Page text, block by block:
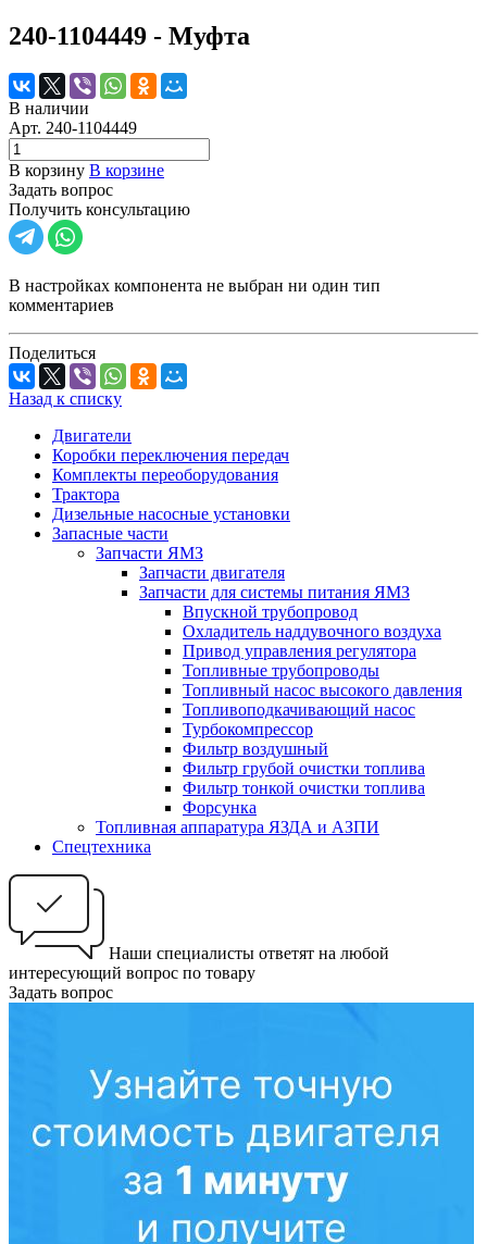
240-1104449 - Муфта
В наличии
Арт. 240-1104449
В корзину В корзине
Задать вопрос
Получить консультацию
В настройках компонента не выбран ни один тип
комментариев
Поделиться
Назад к списку
Двигатели
Коробки переключения передач
Комплекты переоборудования
Трактора
Дизельные насосные установки
Запасные части
Запчасти ЯМЗ
Запчасти двигателя
Запчасти для системы питания ЯМЗ
Впускной трубопровод
Охладитель наддувочного воздуха
Привод управления регулятора
Топливные трубопроводы
Топливный насос высокого давления
Топливоподкачивающий насос
Турбокомпрессор
Фильтр воздушный
Фильтр грубой очистки топлива
Фильтр тонкой очистки топлива
Форсунка
Топливная аппаратура ЯЗДА и АЗПИ
Спецтехника
Наши специалисты ответят на любой
интересующий вопрос по товару
Задать вопрос